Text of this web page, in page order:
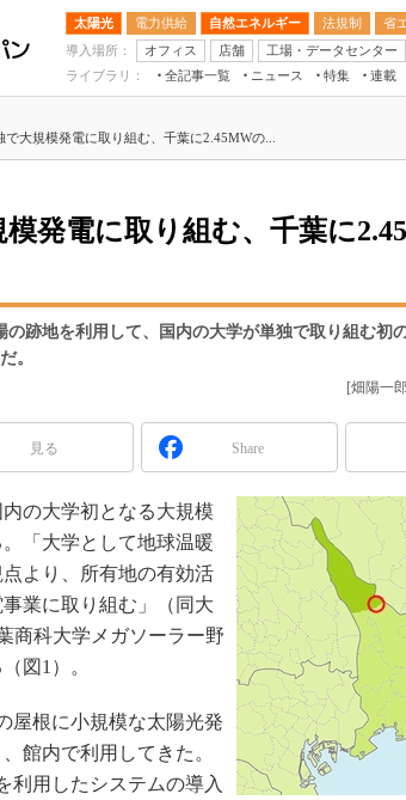
太陽光 電力供給 自然エネルギー 法規制 省
導入場所：
オフィス 店舗 工場・データセンター
ライブラリ：
全記事一覧 ニュース 特集 連載
で大規模発電に取り組む、千葉に2.45MWの...
発電に取り組む、千葉に
の跡地を利用して、国内の大学が単独で取り組む初
。
[畑陽一
見る Share
の大学初となる大規模
「大学として地球温暖
より、所有地の有効活
業に取り組む」（同大
商科大学メガソーラー野
図1）。
屋根に小規模な太陽光発
館内で利用してきた。
利用したシステムの導入